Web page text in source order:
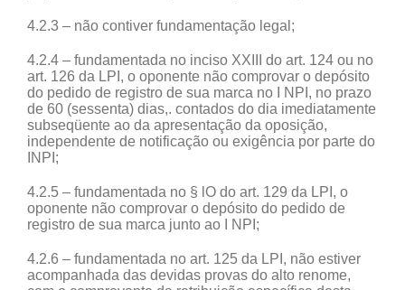
4.2.3 – não contiver fundamentação legal;
4.2.4 – fundamentada no inciso XXIII do art. 124 ou no
art. 126 da LPI, o oponente não comprovar o depósito
do pedido de registro de sua marca no I NPI, no prazo
de 60 (sessenta) dias,. contados do dia imediatamente
subseqüente ao da apresentação da oposição,
independente de notificação ou exigência por parte do
INPI;
4.2.5 – fundamentada no § lO do art. 129 da LPI, o
oponente não comprovar o depósito do pedido de
registro de sua marca junto ao I NPI;
4.2.6 – fundamentada no art. 125 da LPI, não estiver
acompanhada das devidas provas do alto renome,